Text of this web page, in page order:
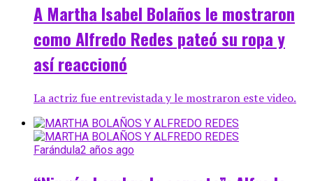
A Martha Isabel Bolaños le mostraron
como Alfredo Redes pateó su ropa y
así reaccionó
La actriz fue entrevistada y le mostraron este video.
Farándula2 años ago